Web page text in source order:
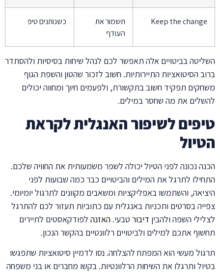
Keep the
תשמור את
העודף
כשנותנים טיפ
בביטויים אלה תאפשר לכם לנהל שיחות בסיסיות ולהסתדר
הסיטואציות התיירותיות. חשוב לזכור שהטון והשפת הגוף
תפקיד חשוב בתקשורת, ולפעמים חיוך ומחווה יכולים
את מה שחסר במילים.
לשיפור האנגלית לקראת
נכונה לפני הטיול יכולה לשפר משמעותית את החוויה שלכם.
לתרגל את המילים והביטויים כבר כמה שבועות לפני
והשתמשו באפליקציות ומשאבים מקוונים לתרגול יומיומי.
בסרטים ותכניות באנגלית עם כתוביות תעזור לכם להתרגל
השפה ולהביןדיבורטבעי.האזנהלפודקאסטים לתיירים
אתכם למילים ולביטויים רלוונטיים בהקשר הנכון.
מעשי הוא המפתח להצלחה. נסו לדמיין סיטואציות שתפגשו
ותרגלו את השיחות הרלוונטיות. בקשו מחברים או בני משפחה